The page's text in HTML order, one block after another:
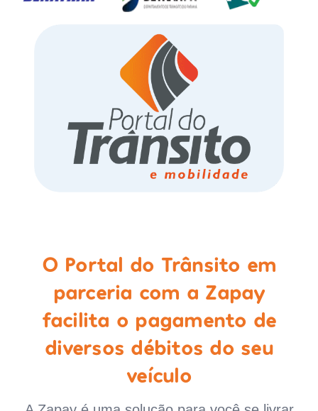
O Portal do Trânsito em
parceria com a Zapay
facilita o pagamento de
diversos débitos do seu
veículo